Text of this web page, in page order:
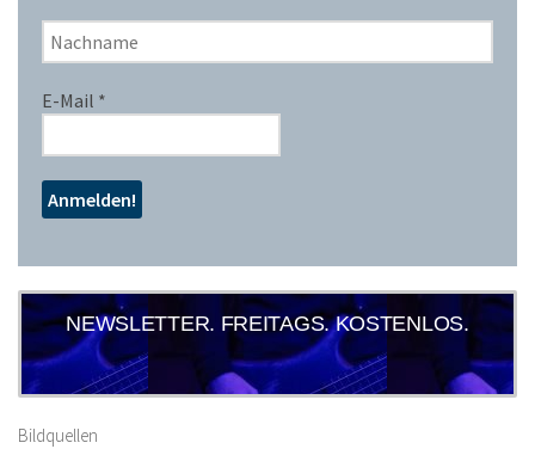
E-Mail *
NEWSLETTER. FREITAGS. KOSTENLOS.
Bildquellen